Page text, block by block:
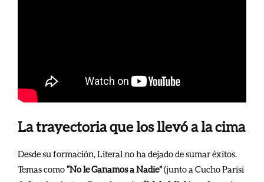
La trayectoria que los llevó a la cima
Desde su formación, Literal no ha dejado de sumar éxitos.
Temas como“No le Ganamos a Nadie”(junto a Cucho Parisi